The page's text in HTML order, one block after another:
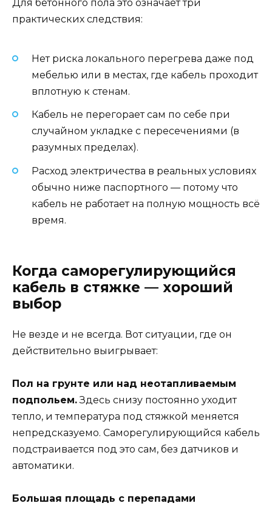
Для бетонного пола это означает три
практических следствия:
Нет риска локального перегрева даже под
мебелью или в местах, где кабель проходит
вплотную к стенам.
Кабель не перегорает сам по себе при
случайном укладке с пересечениями (в
разумных пределах).
Расход электричества в реальных условиях
обычно ниже паспортного — потому что
кабель не работает на полную мощность всё
время.
Когда саморегулирующийся
кабель в стяжке — хороший
выбор
Не везде и не всегда. Вот ситуации, где он
действительно выигрывает:
Пол на грунте или над неотапливаемым
подпольем.Здесь снизу постоянно уходит
тепло, и температура под стяжкой меняется
непредсказуемо. Саморегулирующийся кабель
подстраивается под это сам, без датчиков и
автоматики.
Большая площадь с перепадами